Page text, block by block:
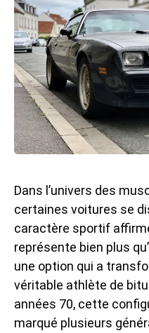
Dans l’univers des
certaines voitures se
caractère sportif
représente bien plus
une option qui a
véritable athlète de
années 70, cette
marqué plusieurs